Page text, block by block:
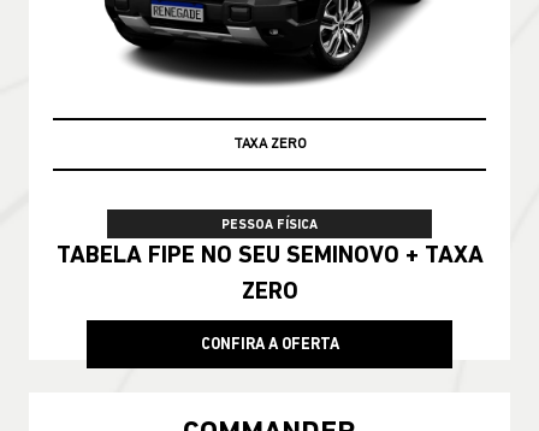
TAXA ZERO
PESSOA FÍSICA
TABELA FIPE NO SEU SEMINOVO + TAXA
ZERO
CONFIRA A OFERTA